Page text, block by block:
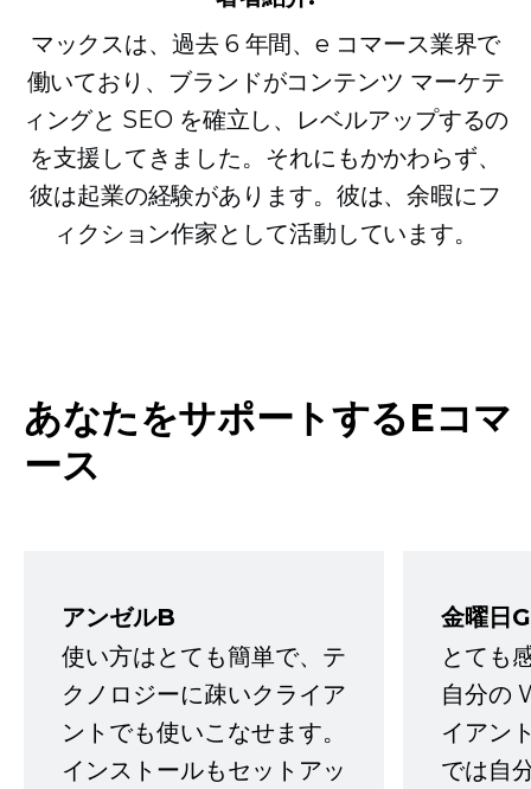
マックスは、過去 6 年間、e コマース業界で
働いており、ブランドがコンテンツ マーケテ
ィングと SEO を確立し、レベルアップするの
を支援してきました。それにもかかわらず、
彼は起業の経験があります。彼は、余暇にフ
ィクション作家として活動しています。
あなたをサポートするEコマ
ース
アンゼルB
使い方はとても簡単で、テ
クノロジーに疎いクライア
ントでも使いこなせます。
インストールもセットアッ
金曜日G
とても
自分の
イアン
では自